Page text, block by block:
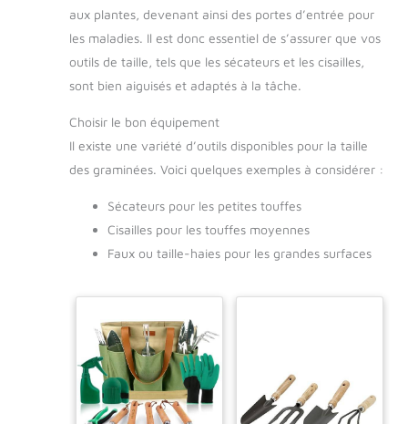
aux plantes, devenant ainsi des portes d’entrée pour
les maladies. Il est donc essentiel de s’assurer que vos
outils de taille, tels que les sécateurs et les cisailles,
sont bien aiguisés et adaptés à la tâche.
Choisir le bon équipement
Il existe une variété d’outils disponibles pour la taille
des graminées. Voici quelques exemples à considérer :
Sécateurs pour les petites touffes
Cisailles pour les touffes moyennes
Faux ou taille-haies pour les grandes surfaces